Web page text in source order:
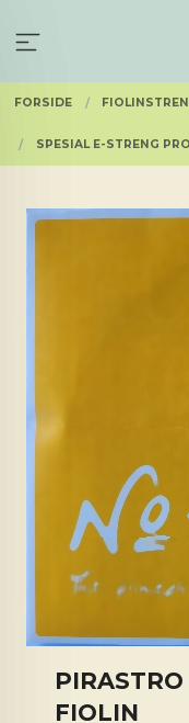
innholdet
FORSIDE
SPESIAL E-STRENG
FIOLIN